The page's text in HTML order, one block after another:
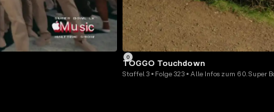
TOGGO Touchdown
Staffel 3 • Folge 323 • Alle Infos zum 60. Super